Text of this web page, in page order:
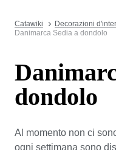
Catawiki Decorazioni
Danimarca Sedia a dondolo
dondolo
Al momento non ci
ogni settimana sono